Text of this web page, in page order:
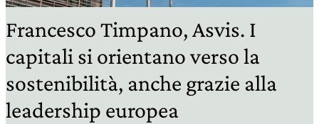
Francesco Timpano, Asvis. I
capitali si orientano verso la
sostenibilità, anche grazie alla
leadership europea